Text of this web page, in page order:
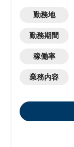
勤務地
勤務期間
稼働率
業務内容